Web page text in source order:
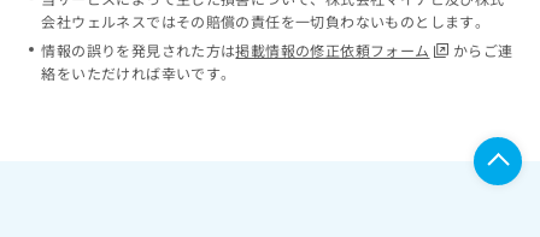
会社ウェルネスではその賠償の責任を一切負わないものとします。
情報の誤りを発見された方は掲載情報の修正依頼フォーム
からご連
絡をいただければ幸いです。